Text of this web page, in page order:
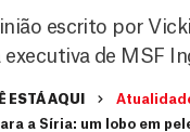
escrito por
executiva de MSF
ESTÁ AQUI
a Síria: um lobo em